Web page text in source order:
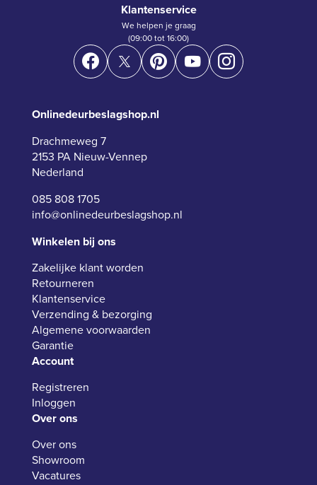
Klantenservice
We helpen je graag
(09:00 tot 16:00)
Onlinedeurbeslagshop.nl
Drachmeweg 7
2153 PA Nieuw-Vennep
Nederland
085 808 1705
info@onlinedeurbeslagshop.nl
Winkelen bij ons
Zakelijke klant worden
Retourneren
Klantenservice
Verzending & bezorging
Algemene voorwaarden
Garantie
Account
Registreren
Inloggen
Over ons
Over ons
Showroom
Vacatures